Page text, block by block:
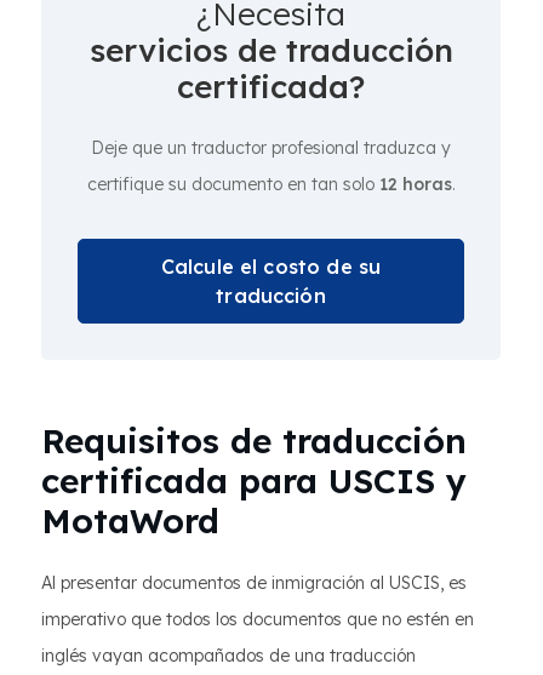
¿Necesita
servicios de traducción
certificada?
Deje que un traductor profesional traduzca y
certifique su documento en tan solo 12 horas.
Calcule el costo de su
traducción
Requisitos de traducción
certificada para USCIS y
MotaWord
Al presentar documentos de inmigración al USCIS, es
imperativo que todos los documentos que no estén en
inglés vayan acompañados de una traducción